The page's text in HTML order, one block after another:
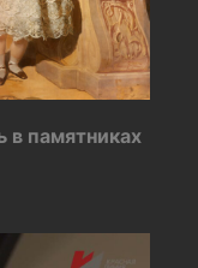
в памятниках